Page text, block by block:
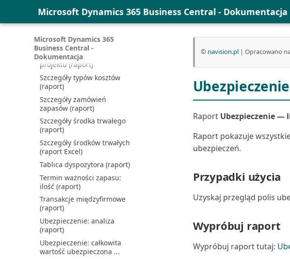
Microsoft Dynamics 365 Business Central - Dokumentacja
Microsoft Dynamics 365
Business Central -
Dokumentacja
Szansa sprzedaży: Szczegóły
obrotów i sald (raport)
Szczegóły transakcji zadania
projektu (raport)
Szczegóły typów kosztów
(raport)
Szczegóły zamówień
zapasów (raport)
Szczegóły środka trwałego
(raport)
Szczegóły środków trwałych
(raport Excel)
Tablica dyspozytora (raport)
Termin ważności zapasu:
ilość (raport)
Transakcje międzyfirmowe
(raport)
Ubezpieczenie: analiza
(raport)
Ubezpieczenie: całkowita
wartość ubezpieczona ...
© navision.pl| Opracowano
Raport Ubezpieczenie —
Raport pokazuje
ubezpieczeń.
Przypadki użycia
Uzyskaj przegląd polis
Wypróbuj raport
Wypróbuj raport tutaj: